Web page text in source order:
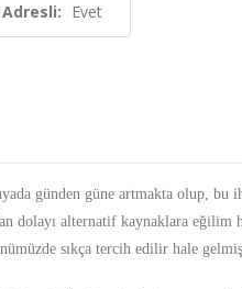
Evet
günden güne artmakta olup, bu
dolayı alternatif kaynaklara eğilim
sıkça tercih edilir hale